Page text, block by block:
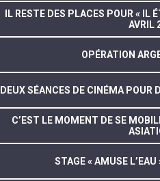
IL RESTE DES PLACES POUR « IL
AVRIL
OPÉRATION
DEUX SÉANCES DE CINÉMA POUR
C’EST LE MOMENT DE SE
STAGE « AMUSE L’EAU